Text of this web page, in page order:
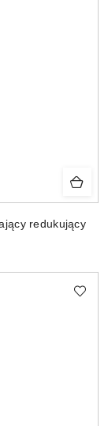
redukujący